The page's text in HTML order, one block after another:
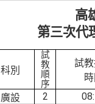
高
第三次代
科別
試
教
順
序
試
廣設
2